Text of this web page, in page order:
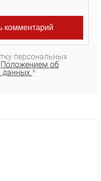
персональных
Положением об
данных.*